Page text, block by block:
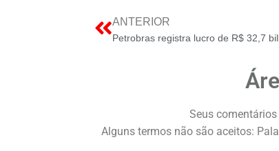
ANTERIOR
Seus
Alguns termos não são aceitos: